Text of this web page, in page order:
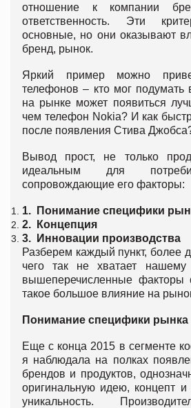
отношение к компании
ответственность. Эти
основные, но они оказывают
бренд, рынок.
Яркий пример можно
телефонов – кто мог подумать
на рынке может появиться
чем телефон Nokia? И как
после появления Стива
Вывод прост, не только
идеальным для
сопровождающие его факторы:
1.
Понимание специфики
2.
Концепция
3.
Инновации производства
Разберем каждый пункт, более
чего так не хватает
вышеперечисленные факторы
такое большое влияние на
Понимание специфики рынка
Еще с конца 2015 в сегменте
я наблюдала на полках
брендов и продуктов,
оригинальную идею, концепт
уникальность.